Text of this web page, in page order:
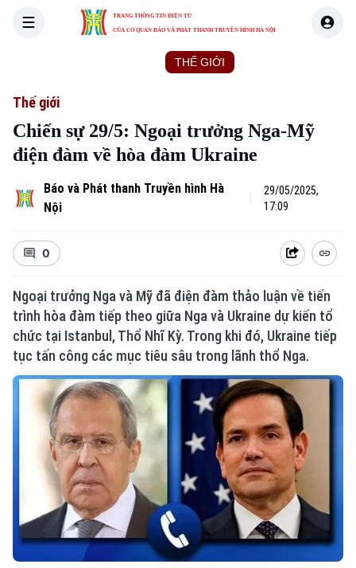
TRANG THÔNG TIN ĐIỆN TỬ
CỦA CƠ QUAN BÁO VÀ PHÁT THANH TRUYỀN HÌNH HÀ NỘI
THẾ GIỚI
Thế giới
Chiến sự 29/5: Ngoại trưởng Nga-Mỹ
điện đàm về hòa đàm Ukraine
Báo và Phát thanh Truyền hình Hà
Nội
29/05/2025,
17:09
0
Ngoại trưởng Nga và Mỹ đã điện đàm thảo luận về tiến
trình hòa đàm tiếp theo giữa Nga và Ukraine dự kiến tổ
chức tại Istanbul, Thổ Nhĩ Kỳ. Trong khi đó, Ukraine tiếp
tục tấn công các mục tiêu sâu trong lãnh thổ Nga.